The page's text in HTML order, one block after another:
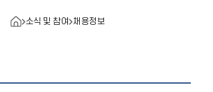
소식 및 참여 채용정보